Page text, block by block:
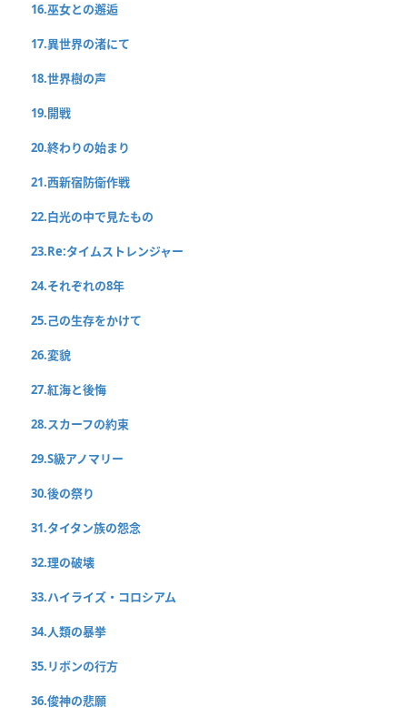
16.巫女との邂逅
17.異世界の渚にて
18.世界樹の声
19.開戦
20.終わりの始まり
21.西新宿防衛作戦
22.白光の中で見たもの
23.Re:タイムストレンジャー
24.それぞれの8年
25.己の生存をかけて
26.変貌
27.紅海と後悔
28.スカーフの約束
29.S級アノマリー
30.後の祭り
31.タイタン族の怨念
32.理の破壊
33.ハイライズ・コロシアム
34.人類の暴挙
35.リボンの行方
36.俊神の悲願